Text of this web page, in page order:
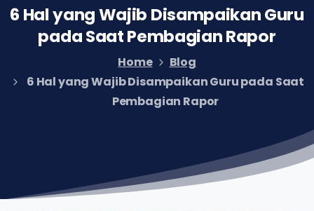
6 HalyangWajib DisampaikanGuru
padaSaatPembagianRapor
Home
Blog
6 Hal yang Wajib Disampaikan Guru pada Saat
Pembagian Rapor